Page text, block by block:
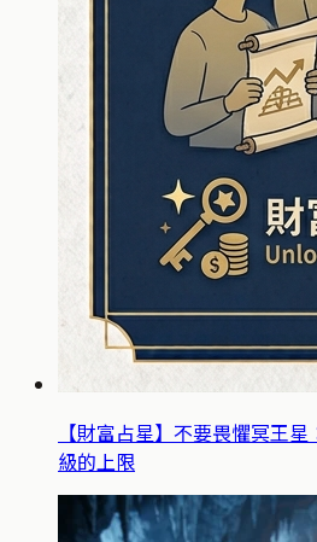
【財富占星】不要畏懼冥王
級的上限